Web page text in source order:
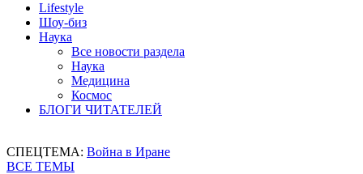
Lifestyle
Шоу-биз
Наука
Все новости раздела
Наука
Медицина
Космос
БЛОГИ ЧИТАТЕЛЕЙ
СПЕЦТЕМА: Война в Иране
ВСЕ ТЕМЫ